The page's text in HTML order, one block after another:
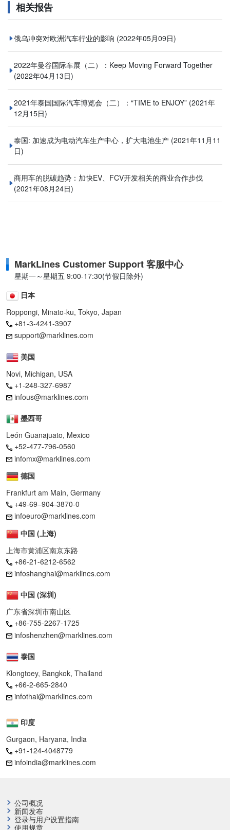
相关报告
俄乌冲突对欧洲汽车行业的影响 (2022年05月09日)
2022年曼谷国际车展（二）：Keep Moving Forward Together
(2022年04月13日)
2021年泰国国际汽车博览会（二）：“TIME to ENJOY” (2021年
12月15日)
泰国: 加速成为电动汽车生产中心，扩大电池生产 (2021年11月11
日)
商用车的脱碳趋势：加快EV、FCV开发相关的商业合作步伐
(2021年08月24日)
MarkLines Customer Support 客服中心
星期一～星期五 9:00-17:30(节假日除外)
日本
Roppongi, Minato-ku, Tokyo, Japan
+81-3-4241-3907
support@marklines.com
美国
Novi, Michigan, USA
+1-248-327-6987
infous@marklines.com
墨西哥
León Guanajuato, Mexico
+52-477-796-0560
infomx@marklines.com
德国
Frankfurt am Main, Germany
+49-69–904-3870-0
infoeuro@marklines.com
中国 (上海)
上海市黄浦区南京东路
+86-21-6212-6562
infoshanghai@marklines.com
中国 (深圳)
广东省深圳市南山区
+86-755-2267-1725
infoshenzhen@marklines.com
泰国
Klongtoey, Bangkok, Thailand
+66-2-665-2840
infothai@marklines.com
印度
Gurgaon, Haryana, India
+91-124-4048779
infoindia@marklines.com
公司概况
新闻发布
登录与用户设置指南
使用规章